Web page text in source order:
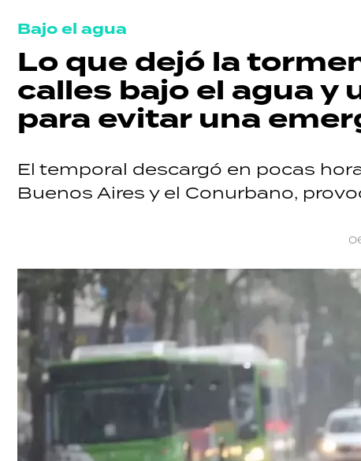
Bajo el agua
Lo que dejó la
calles bajo el agua
para evitar una
El temporal descargó en pocas
Buenos Aires y el Conurbano,